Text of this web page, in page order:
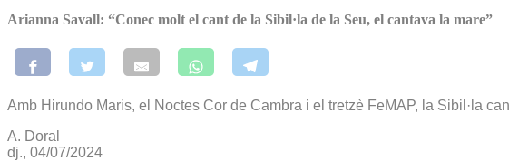
Arianna Savall: “Conec molt el cant de la Sibil·la de la Seu, el cantava la mare”
Amb Hirundo Maris, el Noctes Cor de Cambra i el tretzè FeMAP, la Sibil·la
A. Doral
dj., 04/07/2024